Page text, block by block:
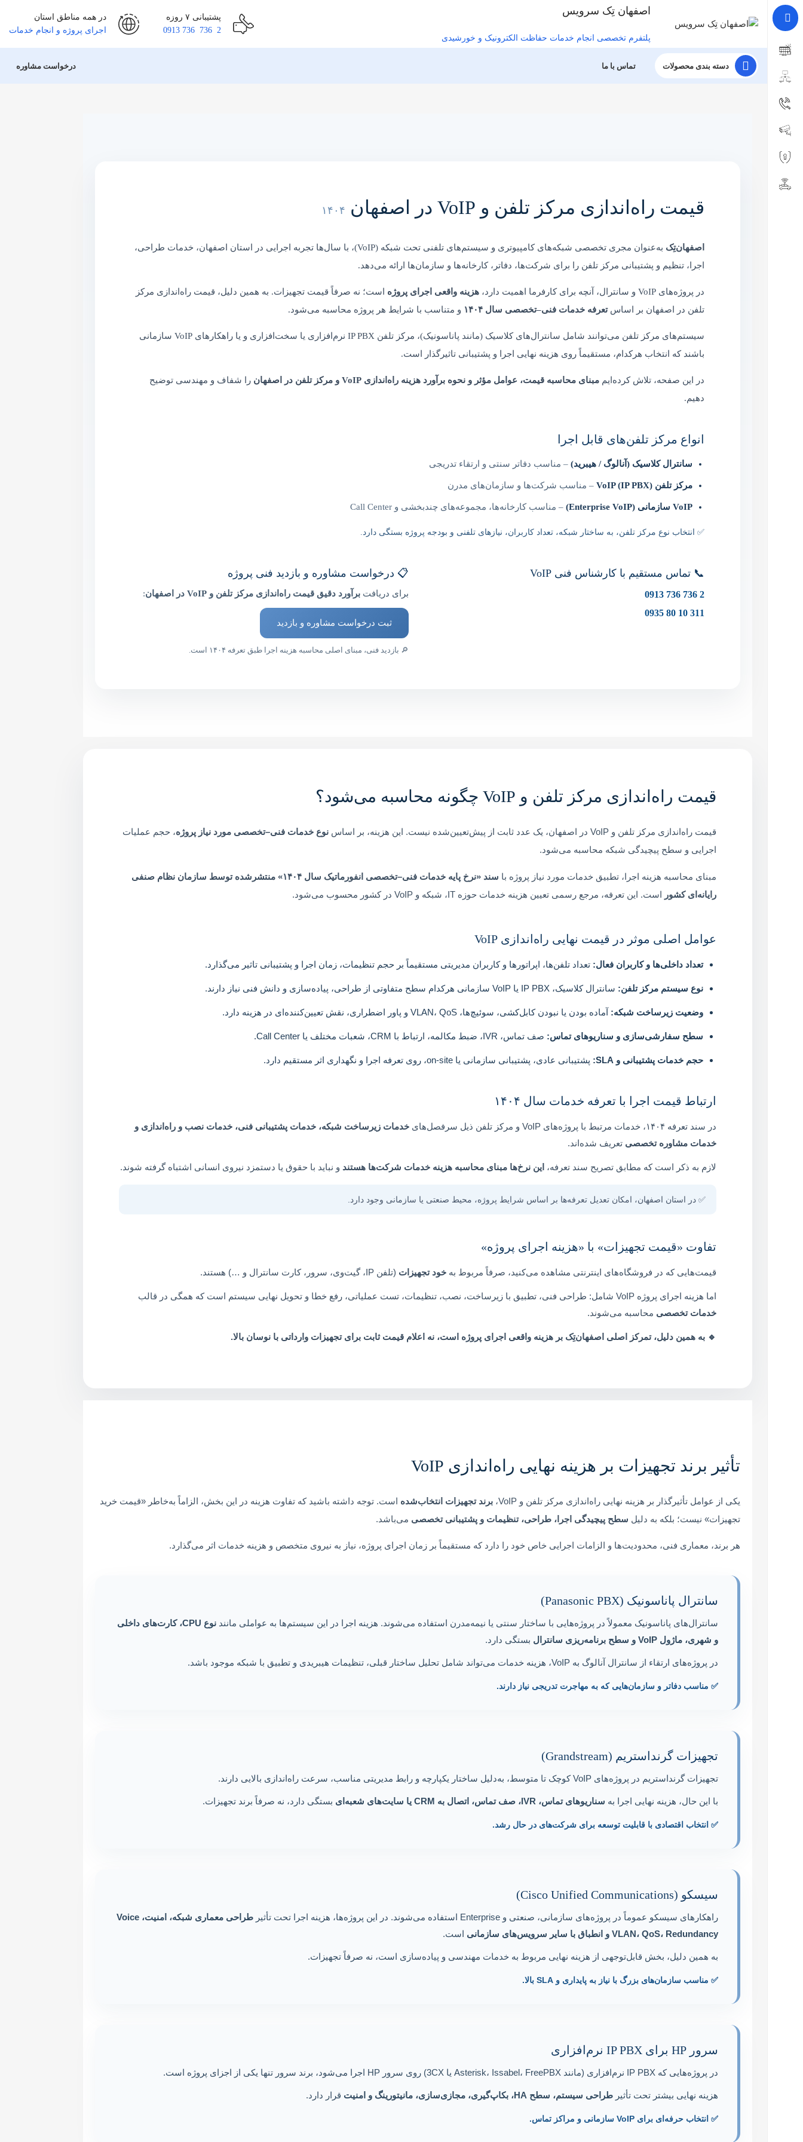
اصفهان تِک سرویس
پلتفرم تخصصی انجام خدمات حفاظت الکترونیک و خورشیدی
پشتیبانی ۷ روزه
2 736 736 0913
در همه مناطق استان
اجرای پروژه و انجام خدمات
دسته بندی محصولات تماس با ما درخواست مشاوره
قیمت راه‌اندازی مرکز تلفن و VoIP در اصفهان ۱۴۰۴
اصفهان‌تِک
به‌عنوان مجری تخصصی شبکه‌های کامپیوتری و سیستم‌های تلفنی تحت شبکه (VoIP)، با سال‌ها تجربه اجرایی در استان اصفهان، خدمات طراحی،
اجرا، تنظیم و پشتیبانی مرکز تلفن را برای شرکت‌ها، دفاتر، کارخانه‌ها و سازمان‌ها ارائه می‌دهد.
در پروژه‌های VoIP و سانترال، آنچه برای کارفرما اهمیت دارد، هزینه واقعی اجرای پروژه است؛ نه صرفاً قیمت تجهیزات. به همین دلیل، قیمت راه‌اندازی مرکز
تلفن در اصفهان بر اساستعرفه خدمات فنی–تخصصی سال ۱۴۰۴ و متناسب با شرایط هر پروژه محاسبه می‌شود.
سیستم‌های مرکز تلفن می‌توانند شامل سانترال‌های کلاسیک (مانند پاناسونیک)، مرکز تلفن IP PBX نرم‌افزاری یا سخت‌افزاری و یا راهکارهای VoIP سازمانی
باشند که انتخاب هرکدام، مستقیماً روی هزینه نهایی اجرا و پشتیبانی تاثیرگذار است.
در این صفحه، تلاش کرده‌ایم مبنای محاسبه قیمت، عوامل مؤثر و نحوه برآورد هزینه راه‌اندازی VoIP و مرکز تلفن در اصفهان
را شفاف و مهندسی توضیح
دهیم.
انواع مرکز تلفن‌های قابل اجرا
سانترال کلاسیک (آنالوگ / هیبرید) – مناسب دفاتر سنتی و ارتقاء تدریجی
مرکز تلفن VoIP (IP PBX) – مناسب شرکت‌ها و سازمان‌های مدرن
VoIP سازمانی (Enterprise VoIP) – مناسب کارخانه‌ها، مجموعه‌های چندبخشی و Call Center
✅ انتخاب نوع مرکز تلفن، به ساختار شبکه، تعداد کاربران، نیازهای تلفنی و بودجه پروژه بستگی دارد.
📞 تماس مستقیم با کارشناس فنی VoIP
2 736 736 0913
311 10 80 0935
📋 درخواست مشاوره و بازدید فنی پروژه
برای دریافت برآورد دقیق قیمت راه‌اندازی مرکز تلفن و VoIP در اصفهان :
ثبت درخواست مشاوره و بازدید
🔎 بازدید فنی، مبنای اصلی محاسبه هزینه اجرا طبق تعرفه ۱۴۰۴ است.
قیمت راه‌اندازی مرکز تلفن و VoIP چگونه محاسبه می‌شود؟
قیمت راه‌اندازی مرکز تلفن و VoIP در اصفهان، یک عدد ثابت از پیش‌تعیین‌شده نیست. این هزینه، بر اساس نوع خدمات فنی–تخصصی مورد نیاز پروژه، حجم عملیات
اجرایی و سطح پیچیدگی شبکه محاسبه می‌شود.
مبنای محاسبه هزینه اجرا، تطبیق خدمات مورد نیاز پروژه با
سند «نرخ پایه خدمات فنی–تخصصی انفورماتیک سال ۱۴۰۴» منتشرشده توسط سازمان نظام صنفی
رایانه‌ای کشور است. این تعرفه، مرجع رسمی تعیین هزینه خدمات حوزه IT، شبکه و VoIP در کشور محسوب می‌شود.
عوامل اصلی موثر در قیمت نهایی راه‌اندازی VoIP
تعداد داخلی‌ها و کاربران فعال: تعداد تلفن‌ها، اپراتورها و کاربران مدیریتی مستقیماً بر حجم تنظیمات، زمان اجرا و پشتیبانی تاثیر می‌گذارد.
نوع سیستم مرکز تلفن: سانترال کلاسیک، IP PBX یا VoIP سازمانی هرکدام سطح متفاوتی از طراحی، پیاده‌سازی و دانش فنی نیاز دارند.
وضعیت زیرساخت شبکه: آماده بودن یا نبودن کابل‌کشی، سوئیچ‌ها، VLAN، QoS و پاور اضطراری، نقش تعیین‌کننده‌ای در هزینه دارد.
سطح سفارشی‌سازی و سناریوهای تماس: صف تماس، IVR، ضبط مکالمه، ارتباط با CRM، شعبات مختلف یا Call Center.
حجم خدمات پشتیبانی و SLA: پشتیبانی عادی، پشتیبانی سازمانی یا on-site، روی تعرفه اجرا و نگهداری اثر مستقیم دارد.
ارتباط قیمت اجرا با تعرفه خدمات سال ۱۴۰۴
در سند تعرفه ۱۴۰۴، خدمات مرتبط با پروژه‌های VoIP و مرکز تلفن ذیل سرفصل‌های
خدمات زیرساخت شبکه، خدمات پشتیبانی فنی، خدمات نصب و راه‌اندازی و
خدمات مشاوره تخصصی تعریف شده‌اند.
لازم به ذکر است که مطابق تصریح سند تعرفه، این نرخ‌ها مبنای محاسبه هزینه خدمات شرکت‌ها هستند و نباید با حقوق یا دستمزد نیروی انسانی اشتباه گرفته شوند.
✅ در استان اصفهان، امکان تعدیل تعرفه‌ها بر اساس شرایط پروژه، محیط صنعتی یا سازمانی وجود دارد.
تفاوت «قیمت تجهیزات» با «هزینه اجرای پروژه»
قیمت‌هایی که در فروشگاه‌های اینترنتی مشاهده می‌کنید، صرفاً مربوط به خود تجهیزات (تلفن IP، گیت‌وی، سرور، کارت سانترال و …) هستند.
اما هزینه اجرای پروژه VoIP شامل: طراحی فنی، تطبیق با زیرساخت، نصب، تنظیمات، تست عملیاتی، رفع خطا و تحویل نهایی سیستم است که همگی در قالب
خدمات تخصصی محاسبه می‌شوند.
🔹 به همین دلیل، تمرکز اصلی اصفهان‌تِک بر هزینه واقعی اجرای پروژه است، نه اعلام قیمت ثابت برای تجهیزات وارداتی با نوسان بالا.
تأثیر برند تجهیزات بر هزینه نهایی راه‌اندازی VoIP
یکی از عوامل تأثیرگذار بر هزینه نهایی راه‌اندازی مرکز تلفن و VoIP، برند تجهیزات انتخاب‌شده است. توجه داشته باشید که تفاوت هزینه در این بخش، الزاماً به‌خاطر «قیمت خرید
تجهیزات» نیست؛ بلکه به دلیل سطح پیچیدگی اجرا، طراحی، تنظیمات و پشتیبانی تخصصی می‌باشد.
هر برند، معماری فنی، محدودیت‌ها و الزامات اجرایی خاص خود را دارد که مستقیماً بر زمان اجرای پروژه، نیاز به نیروی متخصص و هزینه خدمات اثر می‌گذارد.
سانترال پاناسونیک (Panasonic PBX)
سانترال‌های پاناسونیک معمولاً در پروژه‌هایی با ساختار سنتی یا نیمه‌مدرن استفاده می‌شوند. هزینه اجرا در این سیستم‌ها به عواملی مانند
نوع CPU، کارت‌های داخلی
و شهری، ماژول VoIP و سطح برنامه‌ریزی سانترال
بستگی دارد.
در پروژه‌های ارتقاء از سانترال آنالوگ به VoIP، هزینه خدمات می‌تواند شامل تحلیل ساختار قبلی، تنظیمات هیبریدی و تطبیق با شبکه موجود باشد.
✅ مناسب دفاتر و سازمان‌هایی که به مهاجرت تدریجی نیاز دارند.
تجهیزات گرنداستریم (Grandstream)
تجهیزات گرنداستریم در پروژه‌های VoIP کوچک تا متوسط، به‌دلیل ساختار یکپارچه و رابط مدیریتی مناسب، سرعت راه‌اندازی بالایی دارند.
با این حال، هزینه نهایی اجرا به سناریوهای تماس، IVR، صف تماس، اتصال به CRM یا سایت‌های شعبه‌ای بستگی دارد، نه صرفاً برند تجهیزات.
✅ انتخاب اقتصادی با قابلیت توسعه برای شرکت‌های در حال رشد.
سیسکو (Cisco Unified Communications)
راهکارهای سیسکو عموماً در پروژه‌های سازمانی، صنعتی و Enterprise استفاده می‌شوند. در این پروژه‌ها، هزینه اجرا تحت تأثیر
طراحی معماری شبکه، امنیت، Voice
VLAN، QoS، Redundancy و انطباق با سایر سرویس‌های سازمانی
است.
به همین دلیل، بخش قابل‌توجهی از هزینه نهایی مربوط به خدمات مهندسی و پیاده‌سازی است، نه صرفاً تجهیزات.
✅ مناسب سازمان‌های بزرگ با نیاز به پایداری و SLA بالا.
سرور HP برای IP PBX نرم‌افزاری
در پروژه‌هایی که IP PBX نرم‌افزاری (مانند Asterisk، Issabel، FreePBX یا 3CX) روی سرور HP اجرا می‌شود، برند سرور تنها یکی از اجزای پروژه است.
هزینه نهایی بیشتر تحت تأثیر طراحی سیستم، سطح HA، بکاپ‌گیری، مجازی‌سازی، مانیتورینگ و امنیت قرار دارد.
✅ انتخاب حرفه‌ای برای VoIP سازمانی و مراکز تماس.